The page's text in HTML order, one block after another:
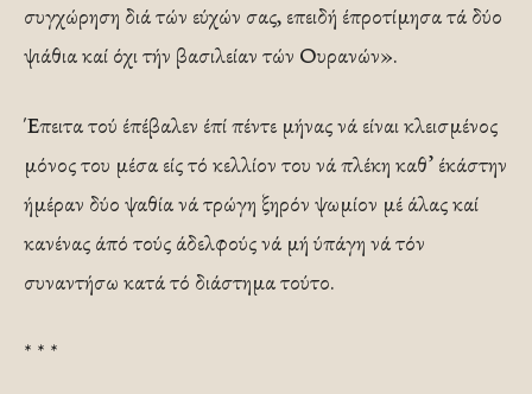
συγχώρηση διά τών εύχών σας, επειδή έπροτίμησα τά δύο
ψιάθια καί όχι τήν βασιλείαν τών Ουρανών».
Έπειτα τού έπέβαλεν έπί πέντε μήνας νά είναι κλεισμένος
μόνος του μέσα είς τό κελλίον του νά πλέκη καθ’ έκάστην
ήμέραν δύο ψαθία νά τρώγη ξηρόν ψωμίον μέ άλας καί
κανένας άπό τούς άδελφούς νά μή ύπάγη νά τόν
συναντήσω κατά τό διάστημα τούτο.
* * *